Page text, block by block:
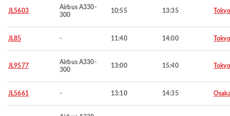
JL5603
Airbus A330-
300
10:55 13:35 Tokyo
JL85 - 11:40 14:00 Tokyo
JL9577
Airbus A330-
300
13:00 15:40 Tokyo
JL5661 - 13:10 14:35